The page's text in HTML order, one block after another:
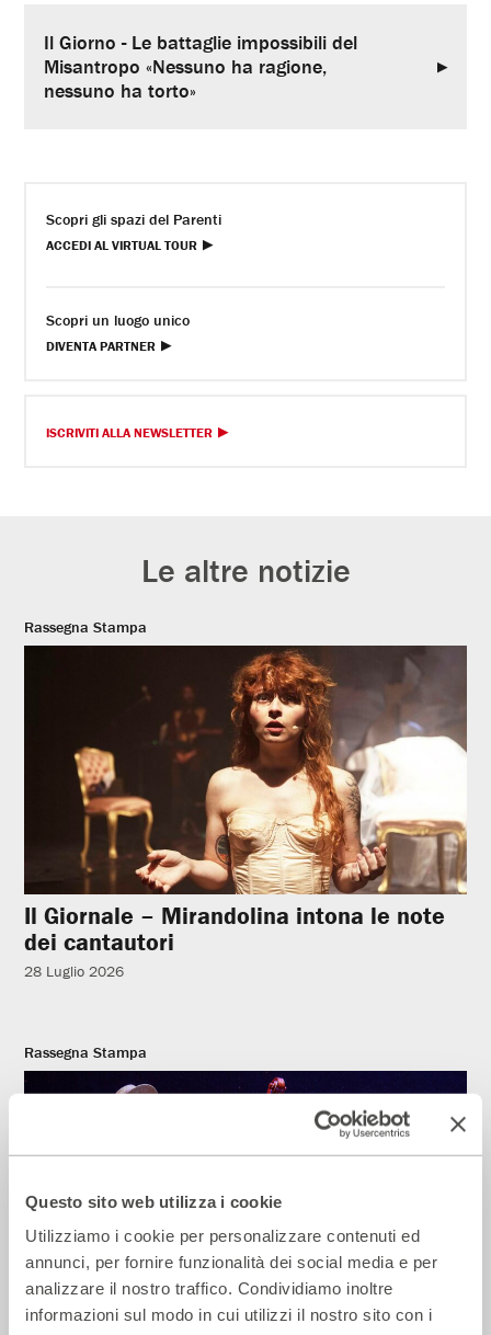
Questo sito web utilizza i cookie
Utilizziamo i cookie per personalizzare contenuti ed
annunci, per fornire funzionalità dei social media e per
analizzare il nostro traffico. Condividiamo inoltre
informazioni sul modo in cui utilizzi il nostro sito con i
Il Giorno - Le battaglie impossibili del
Misantropo «Nessuno ha ragione,
nessuno ha torto»
Scopri gli spazi del Parenti
ACCEDI AL VIRTUAL TOUR
Scopri un luogo unico
DIVENTA PARTNER
ISCRIVITI ALLA NEWSLETTER
Le altre notizie
Rassegna Stampa
Il Giornale – Mirandolina intona le note
dei cantautori
28 Luglio 2026
Rassegna Stampa